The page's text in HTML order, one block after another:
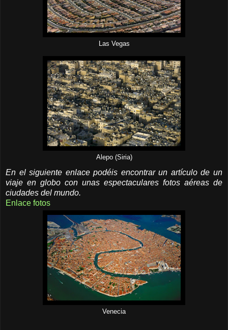
Las Vegas
Alepo (Siria)
En el siguiente enlace podéis encontrar un artículo de un
viaje en globo con unas espectaculares fotos aéreas de
ciudades del mundo.
Enlace fotos
Venecia